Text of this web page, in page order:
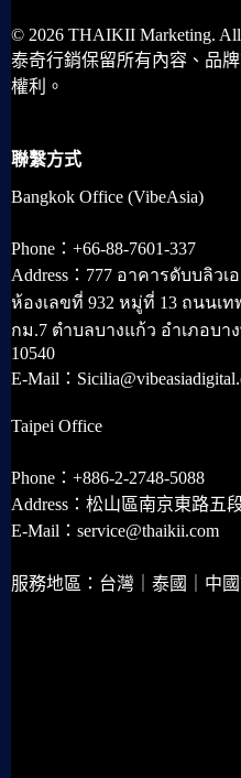
© 2026 THAIKII Marketing. All
泰奇行銷保留所有內容、品
權利。
聯繫方式
Bangkok Office (VibeAsia)
Phone：+66-88-7601-337
Address：777 อาคารดับบลิว
ห้องเลขที่ 932 หมู่ที่ 13 ถนนเ
กม.7 ตำบลบางแก้ว อำเภอบา
10540
E-Mail：
Taipei Office
Phone：+886-2-2748-5088
Address：松山區南京東路五
E-Mail：service@thaikii.com
服務地區：台灣｜泰國｜中